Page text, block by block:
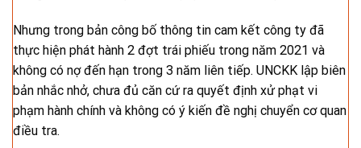
Nhưng trong bản công bố thông tin cam kết công ty đã
thực hiện phát hành 2 đợt trái phiếu trong năm 2021 và
không có nợ đến hạn trong 3 năm liên tiếp. UNCKK lập biên
bản nhắc nhở, chưa đủ căn cứ ra quyết định xử phạt vi
phạm hành chính và không có ý kiến đề nghị chuyển cơ quan
điều tra.